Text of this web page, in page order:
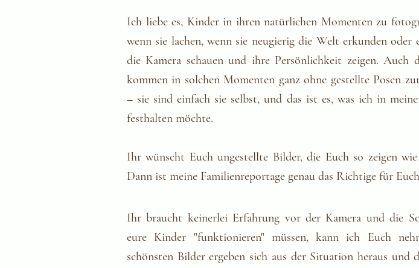
Ich liebe es, Kinder in ihren natürlichen Momenten zu
wenn sie lachen, wenn sie neugierig die Welt erkunden oder
die Kamera schauen und ihre Persönlichkeit zeigen. Auch
kommen in solchen Momenten ganz ohne gestellte Posen
– sie sind einfach sie selbst, und das ist es, was ich in
festhalten möchte.
Ihr wünscht Euch ungestellte Bilder, die Euch so zeigen
Dann ist meine Familienreportage genau das Richtige für
Ihr braucht keinerlei Erfahrung vor der Kamera und die
eure Kinder "funktionieren" müssen, kann ich Euch
schönsten Bilder ergeben sich aus der Situation heraus und